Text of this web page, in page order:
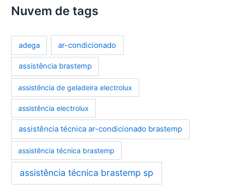
Nuvem de tags
adega ar-condicionado
assistência brastemp
assistência de geladeira electrolux
assistência electrolux
assistência técnica ar-condicionado brastemp
assistência técnica brastemp
assistência técnica brastemp sp